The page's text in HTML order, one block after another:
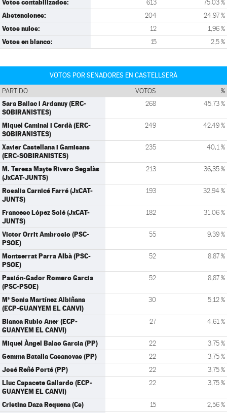
Votos contabilizados: 613 75,03 %
Abstenciones: 204 24,97 %
Votos nulos: 12 1,96 %
Votos en blanco: 15 2,5 %
VOTOS POR SENADORES EN CASTELLSERÀ
PARTIDO VOTOS %
Sara Bailac i Ardanuy (ERC-
SOBIRANISTES)
268 45,73 %
Miquel Caminal i Cerdà (ERC-
SOBIRANISTES)
249 42,49 %
Xavier Castellana i Gamisans
(ERC-SOBIRANISTES)
235 40,1 %
M. Teresa Mayte Rivero Segalàs
(JxCAT-JUNTS)
213 36,35 %
Rosalia Carnicé Farré (JxCAT-
JUNTS)
193 32,94 %
Francesc López Solé (JxCAT-
JUNTS)
182 31,06 %
Victor Orrit Ambrosio (PSC-
PSOE)
55 9,39 %
Montserrat Parra Albà (PSC-
PSOE)
52 8,87 %
Pasión-Gador Romero Garcia
(PSC-PSOE)
52 8,87 %
Mª Sonia Martínez Albiñana
(ECP-GUANYEM EL CANVI)
30 5,12 %
Blanca Rubio Aner (ECP-
GUANYEM EL CANVI)
27 4,61 %
Miquel Àngel Balao Garcia (PP) 22 3,75 %
Gemma Batalla Casanovas (PP) 22 3,75 %
José Reñé Porté (PP) 22 3,75 %
Lluc Capacete Gallardo (ECP-
GUANYEM EL CANVI)
22 3,75 %
Cristina Daza Requena (Cs) 15 2,56 %